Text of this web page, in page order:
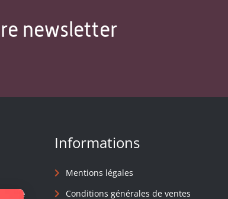
newsletter
Informations
Mentions légales
Conditions générales de ventes